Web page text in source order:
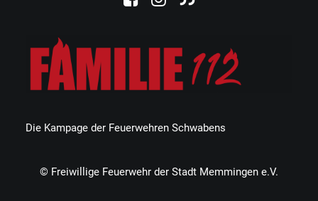
Die Kampage der Feuerwehren Schwabens
© Freiwillige Feuerwehr der Stadt Memmingen e.V.